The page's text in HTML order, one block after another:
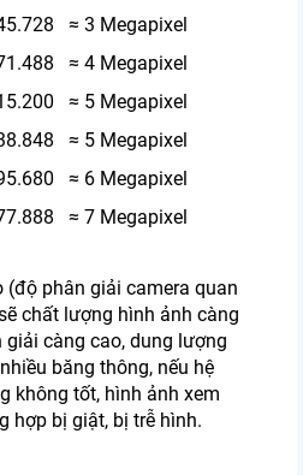
≈ 3 Megapixel
≈ 4 Megapixel
≈ 5 Megapixel
≈ 5 Megapixel
≈ 6 Megapixel
≈ 7 Megapixel
phân giải camera quan
chất lượng hình ảnh càng
giải càng cao, dung lượng
băng thông, nếu hệ
không tốt, hình ảnh xem
hợp bị giật, bị trễ hình.